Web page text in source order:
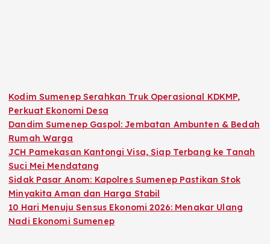
Kodim Sumenep Serahkan Truk Operasional KDKMP,
Perkuat Ekonomi Desa
Dandim Sumenep Gaspol: Jembatan Ambunten & Bedah
Rumah Warga
JCH Pamekasan Kantongi Visa, Siap Terbang ke Tanah
Suci Mei Mendatang
Sidak Pasar Anom: Kapolres Sumenep Pastikan Stok
Minyakita Aman dan Harga Stabil
10 Hari Menuju Sensus Ekonomi 2026: Menakar Ulang
Nadi Ekonomi Sumenep